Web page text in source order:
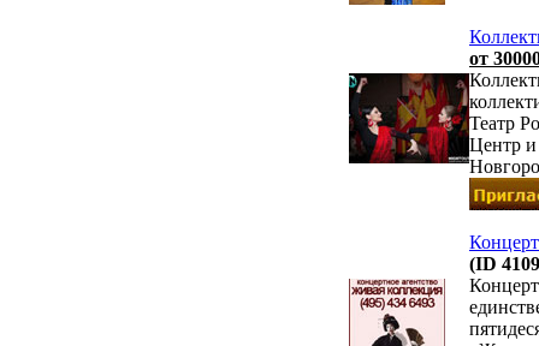
от
Театр
Центр и
(ID